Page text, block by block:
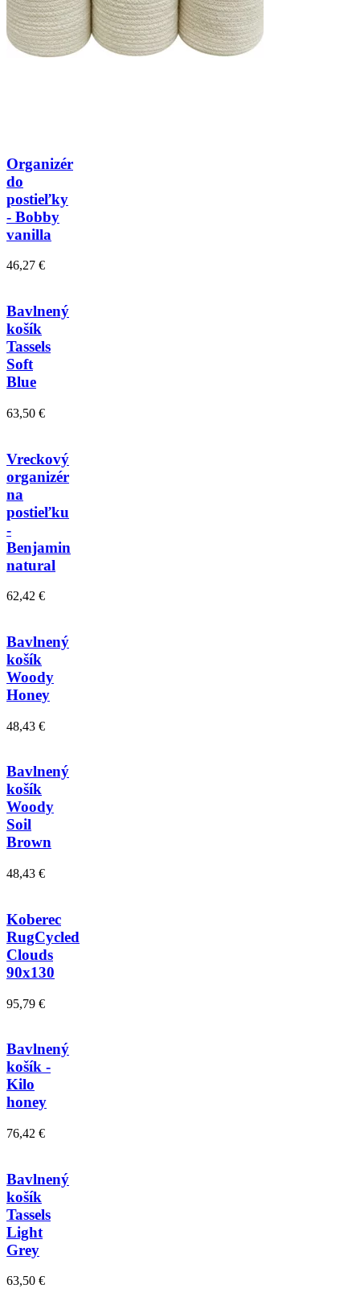
Organizér
do
postieľky
- Bobby
vanilla
46,27 €
Bavlnený
košík
Tassels
Soft
Blue
63,50 €
Vreckový
organizér
na
postieľku
-
Benjamin
natural
62,42 €
Bavlnený
košík
Woody
Honey
48,43 €
Bavlnený
košík
Woody
Soil
Brown
48,43 €
Koberec
RugCycled
Clouds
90x130
95,79 €
Bavlnený
košík -
Kilo
honey
76,42 €
Bavlnený
košík
Tassels
Light
Grey
63,50 €